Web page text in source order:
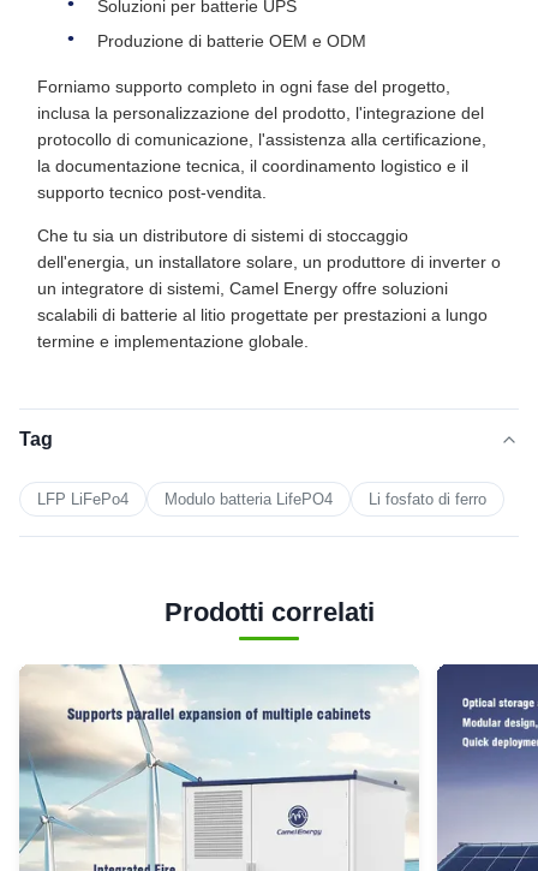
Soluzioni per batterie UPS
Produzione di batterie OEM e ODM
Forniamo supporto completo in ogni fase del progetto,
inclusa la personalizzazione del prodotto, l'integrazione del
protocollo di comunicazione, l'assistenza alla certificazione,
la documentazione tecnica, il coordinamento logistico e il
supporto tecnico post-vendita.
Che tu sia un distributore di sistemi di stoccaggio
dell'energia, un installatore solare, un produttore di inverter o
un integratore di sistemi, Camel Energy offre soluzioni
scalabili di batterie al litio progettate per prestazioni a lungo
termine e implementazione globale.
Tag
LFP LiFePo4 Modulo batteria LifePO4 Li fosfato di ferro
Prodotti correlati